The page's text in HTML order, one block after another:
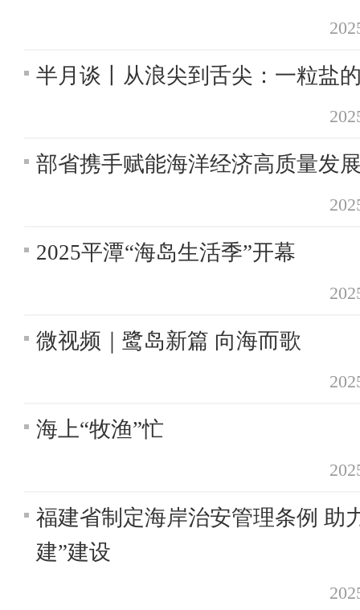
半月谈丨从浪尖到舌尖：一粒盐
部省携手赋能海洋经济高质量发
2025平潭“海岛生活季”开幕
微视频｜鹭岛新篇 向海而歌
海上“牧渔”忙
福建省制定海岸治安管理条例 助
建”建设